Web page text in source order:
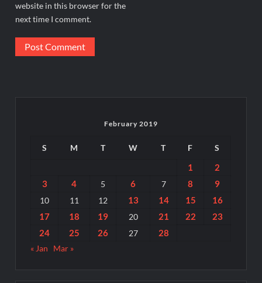
website in this browser for the
next time I comment.
February 2019
S M T W T F S
1
2
3
4 5 6 7 8 9
10 11 12 13 14 15
16
17
18 19 20 21 22
23
24
25 26 27 28
« Jan Mar »